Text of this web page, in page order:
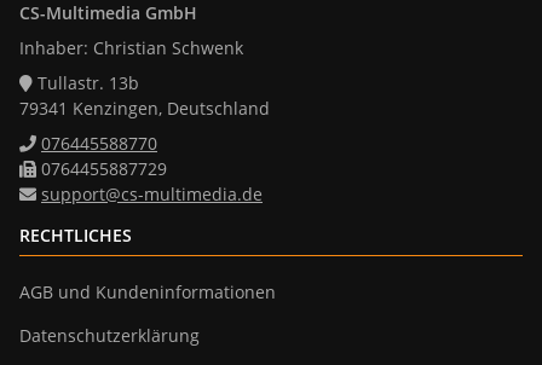
CS-Multimedia GmbH
Inhaber: Christian Schwenk
Tullastr. 13b
79341 Kenzingen, Deutschland
076445588770
0764455887729
support@cs-multimedia.de
RECHTLICHES
AGB und Kundeninformationen
Datenschutzerklärung